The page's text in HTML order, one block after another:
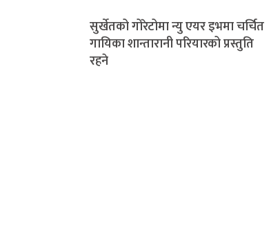
सुर्खेतको गोरेटोमा न्यु एयर इभमा चर्चित
गायिका शान्तारानी परियारको प्रस्तुति
रहने